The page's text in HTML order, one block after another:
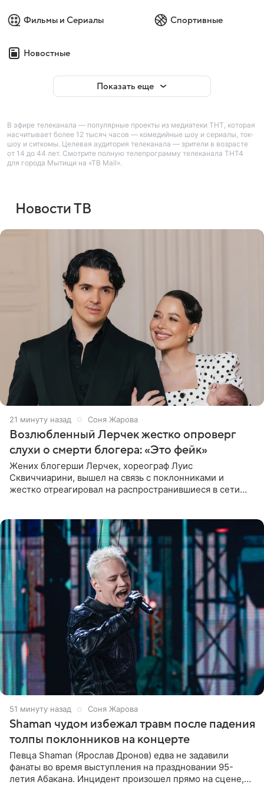
Фильмы и Сериалы Спортивные
Новостные
Показать еще
В эфире телеканала — популярные проекты из медиатеки ТНТ, которая
насчитывает более 12 тысяч часов — комедийные шоу и сериалы, ток-
шоу и ситкомы. Целевая аудитория телеканала — зрители в возрасте
от 14 до 44 лет. Смотрите полную телепрограмму телеканала ТНТ4
для города Мытищи на «ТВ Mail».
Новости ТВ
21 минуту назад Соня Жарова
Возлюбленный Лерчек жестко опроверг
слухи о смерти блогера: «Это фейк»
Жених блогерши Лерчек, хореограф Луис
Сквиччиарини, вышел на связь с поклонниками и
жестко отреагировал на распространившиеся в сети
51 минуту назад Соня Жарова
Shaman чудом избежал травм после падения
толпы поклонников на концерте
Певца Shaman (Ярослав Дронов) едва не задавили
фанаты во время выступления на праздновании 95-
летия Абакана. Инцидент произошел прямо на сцене,